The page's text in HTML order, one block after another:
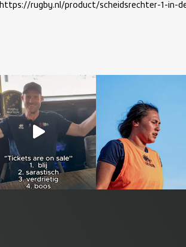
https://rugby.nl/product/scheidsrechter-1-in-